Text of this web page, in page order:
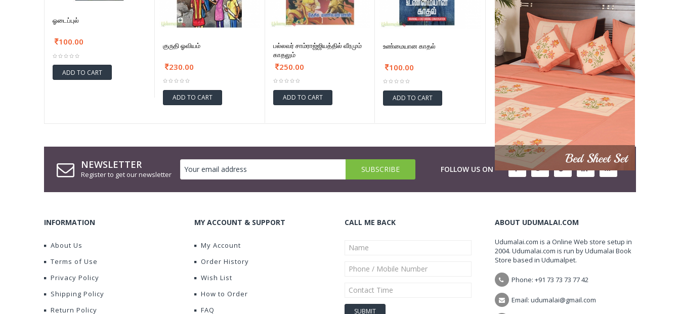
ஓடைப்புல்
100.00
ADD TO CART
குருதி ஓவியம்
230.00
ADD TO CART
பல்லவர் சாம்ராஜ்ஜியத்தில் வீரமும்
காதலும்
250.00
ADD TO CART
உண்மையான காதல்
100.00
ADD TO CART
NEWSLETTER
Register to get our newsletter
FOLLOW US ON
INFORMATION
About Us
Terms of Use
Privacy Policy
Shipping Policy
Return Policy
MY ACCOUNT & SUPPORT
My Account
Order History
Wish List
How to Order
FAQ
CALL ME BACK ABOUT UDUMALAI.COM
Udumalai.com is a Online Web store setup in
2004. Udumalai.com is run by Udumalai Book
Store based in Udumalpet.
Phone: +91 73 73 73 77 42
Email: udumalai@gmail.com